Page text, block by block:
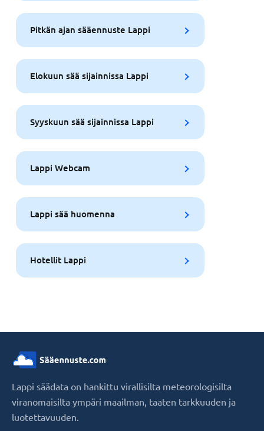
Pitkän ajan sääennuste Lappi
Elokuun sää sijainnissa Lappi
Syyskuun sää sijainnissa Lappi
Lappi Webcam
Lappi sää huomenna
Hotellit Lappi
Lappi säädata on hankittu virallisilta meteorologisilta
viranomaisilta ympäri maailman, taaten tarkkuuden ja
luotettavuuden.